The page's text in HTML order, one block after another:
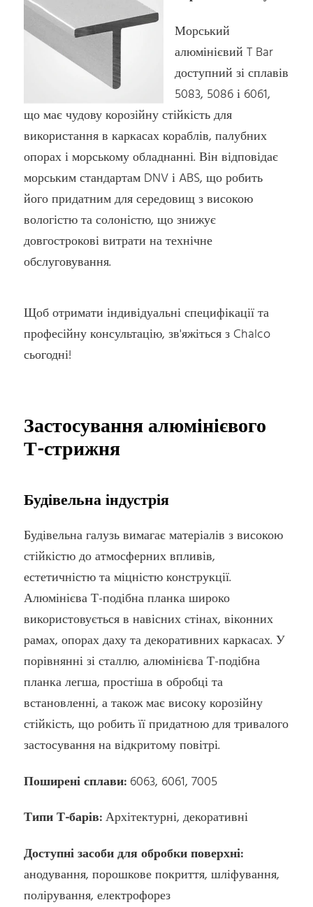
Морський
алюмінієвий T Bar
доступний зі сплавів
5083, 5086 і 6061,
що має чудову корозійну стійкість для
використання в каркасах кораблів, палубних
опорах і морському обладнанні. Він відповідає
морським стандартам DNV і ABS, що робить
його придатним для середовищ з високою
вологістю та солоністю, що знижує
довгострокові витрати на технічне
обслуговування.
Щоб отримати індивідуальні специфікації та
професійну консультацію, зв'яжіться з Chalco
сьогодні!
Застосування алюмінієвого
Т-стрижня
Будівельна індустрія
Будівельна галузь вимагає матеріалів з високою
стійкістю до атмосферних впливів,
естетичністю та міцністю конструкції.
Алюмінієва Т-подібна планка широко
використовується в навісних стінах, віконних
рамах, опорах даху та декоративних каркасах. У
порівнянні зі сталлю, алюмінієва Т-подібна
планка легша, простіша в обробці та
встановленні, а також має високу корозійну
стійкість, що робить її придатною для тривалого
застосування на відкритому повітрі.
Поширені сплави: 6063, 6061, 7005
Типи Т-барів:Архітектурні, декоративні
Доступні засоби для обробки поверхні:
анодування, порошкове покриття, шліфування,
полірування, електрофорез